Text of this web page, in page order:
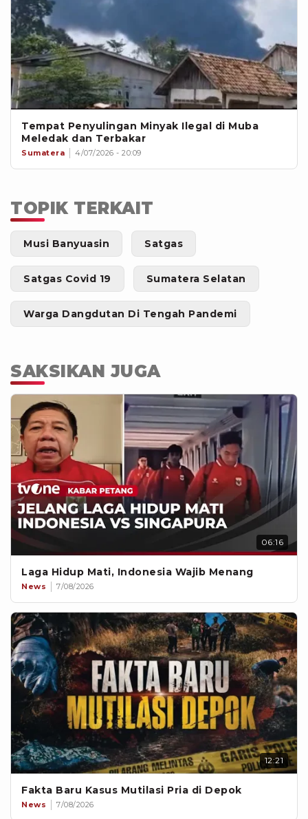
Tempat Penyulingan Minyak Ilegal di Muba
Meledak dan Terbakar
Sumatera 4/07/2026 - 20:09
TOPIK TERKAIT
Musi Banyuasin Satgas
Satgas Covid 19 Sumatera Selatan
Warga Dangdutan Di Tengah Pandemi
SAKSIKAN JUGA
06:16
Laga Hidup Mati, Indonesia Wajib Menang
News 7/08/2026
12:21
Fakta Baru Kasus Mutilasi Pria di Depok
News 7/08/2026